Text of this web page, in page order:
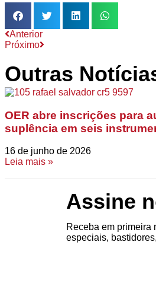
Anterior
Próximo
Outras
OER abre inscrições para
suplência em seis
16 de junho de 2026
Leia mais »
Assine
Receba em primeira
especiais,